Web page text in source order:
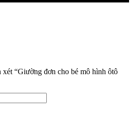
“Giường đơn cho bé mô hình ôtô